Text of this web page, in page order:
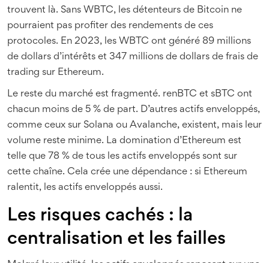
trouvent là. Sans WBTC, les détenteurs de Bitcoin ne
pourraient pas profiter des rendements de ces
protocoles. En 2023, les WBTC ont généré 89 millions
de dollars d’intérêts et 347 millions de dollars de frais de
trading sur Ethereum.
Le reste du marché est fragmenté. renBTC et sBTC ont
chacun moins de 5 % de part. D’autres actifs enveloppés,
comme ceux sur Solana ou Avalanche, existent, mais leur
volume reste minime. La domination d’Ethereum est
telle que 78 % de tous les actifs enveloppés sont sur
cette chaîne. Cela crée une dépendance : si Ethereum
ralentit, les actifs enveloppés aussi.
Les risques cachés : la
centralisation et les failles